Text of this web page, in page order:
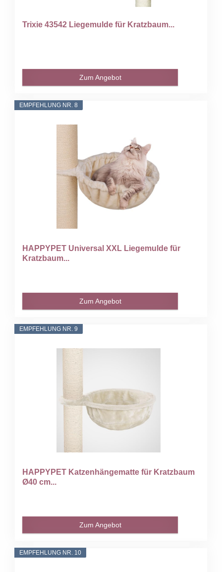
Trixie 43542 Liegemulde für Kratzbaum...
Zum Angebot
EMPFEHLUNG NR. 8
HAPPYPET Universal XXL Liegemulde für
Kratzbaum...
Zum Angebot
EMPFEHLUNG NR. 9
HAPPYPET Katzenhängematte für Kratzbaum
Ø40 cm...
Zum Angebot
EMPFEHLUNG NR. 10